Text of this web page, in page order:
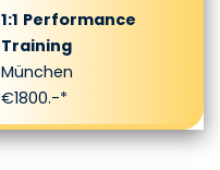
1:1 Performance
Training
München
€1800.-*